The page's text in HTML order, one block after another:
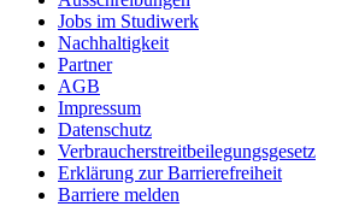
Jobs im Studiwerk
Nachhaltigkeit
Partner
AGB
Impressum
Datenschutz
Verbraucherstreitbeilegungsgesetz
Erklärung zur Barrierefreiheit
Barriere melden